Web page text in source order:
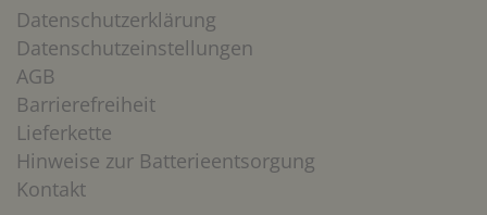
Datenschutzerklärung
Datenschutzeinstellungen
AGB
Barrierefreiheit
Lieferkette
Hinweise zur Batterieentsorgung
Kontakt